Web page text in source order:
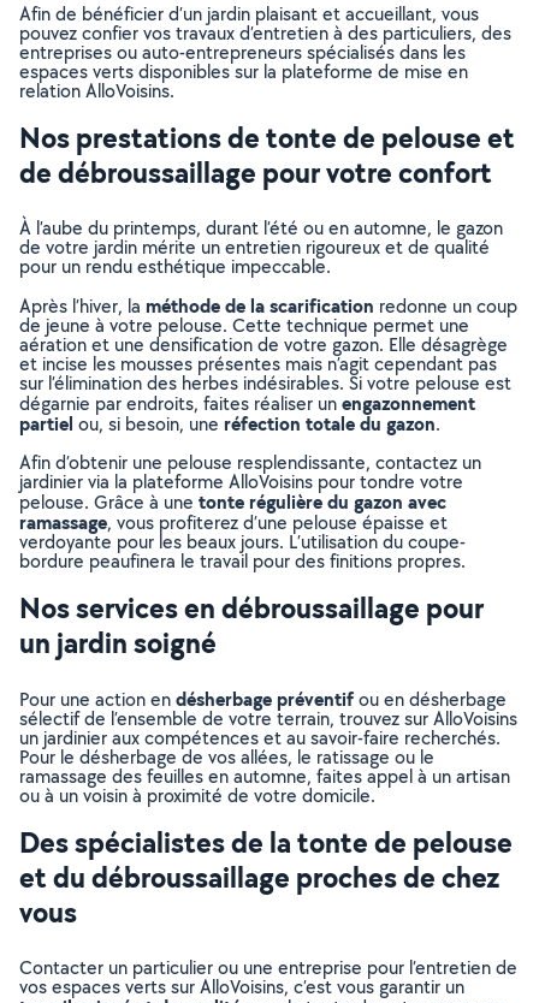
Afin de bénéficier d’un jardin plaisant et accueillant, vous
pouvez confier vos travaux d’entretien à des particuliers, des
entreprises ou auto-entrepreneurs spécialisés dans les
espaces verts disponibles sur la plateforme de mise en
relation AlloVoisins.
Nos prestations de tonte de pelouse et
de débroussaillage pour votre confort
À l’aube du printemps, durant l’été ou en automne, le gazon
de votre jardin mérite un entretien rigoureux et de qualité
pour un rendu esthétique impeccable.
Après l’hiver, la méthode de la scarification redonne un coup
de jeune à votre pelouse. Cette technique permet une
aération et une densification de votre gazon. Elle désagrège
et incise les mousses présentes mais n’agit cependant pas
sur l’élimination des herbes indésirables. Si votre pelouse est
dégarnie par endroits, faites réaliser unengazonnement
partiel ou, si besoin, une réfection totale du gazon.
Afin d’obtenir une pelouse resplendissante, contactez un
jardinier via la plateforme AlloVoisins pour tondre votre
pelouse. Grâce à une tonte régulière du gazon avec
ramassage, vous profiterez d’une pelouse épaisse et
verdoyante pour les beaux jours. L’utilisation du coupe-
bordure peaufinera le travail pour des finitions propres.
Nos services en débroussaillage pour
un jardin soigné
Pour une action endésherbage préventifou en désherbage
sélectif de l’ensemble de votre terrain, trouvez sur AlloVoisins
un jardinier aux compétences et au savoir-faire recherchés.
Pour le désherbage de vos allées, le ratissage ou le
ramassage des feuilles en automne, faites appel à un artisan
ou à un voisin à proximité de votre domicile.
Des spécialistes de la tonte de pelouse
et du débroussaillage proches de chez
vous
Contacter un particulier ou une entreprise pour l’entretien de
vos espaces verts sur AlloVoisins, c’est vous garantir un